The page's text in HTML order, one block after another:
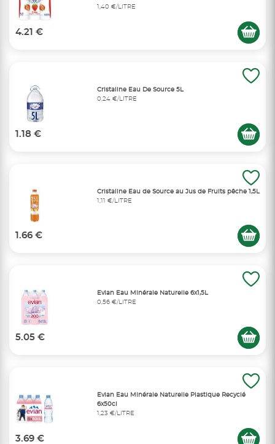
1,40 €/LITRE
4.21 €
Cristaline Eau De Source 5L
0,24 €/LITRE
1.18 €
Cristaline Eau de Source au Jus de Fruits pêche 1,5L
1,11 €/LITRE
1.66 €
Evian Eau Minérale Naturelle 6x1,5L
0,56 €/LITRE
5.05 €
Evian Eau Minérale Naturelle Plastique Recyclé
6x50cl
1,23 €/LITRE
3.69 €